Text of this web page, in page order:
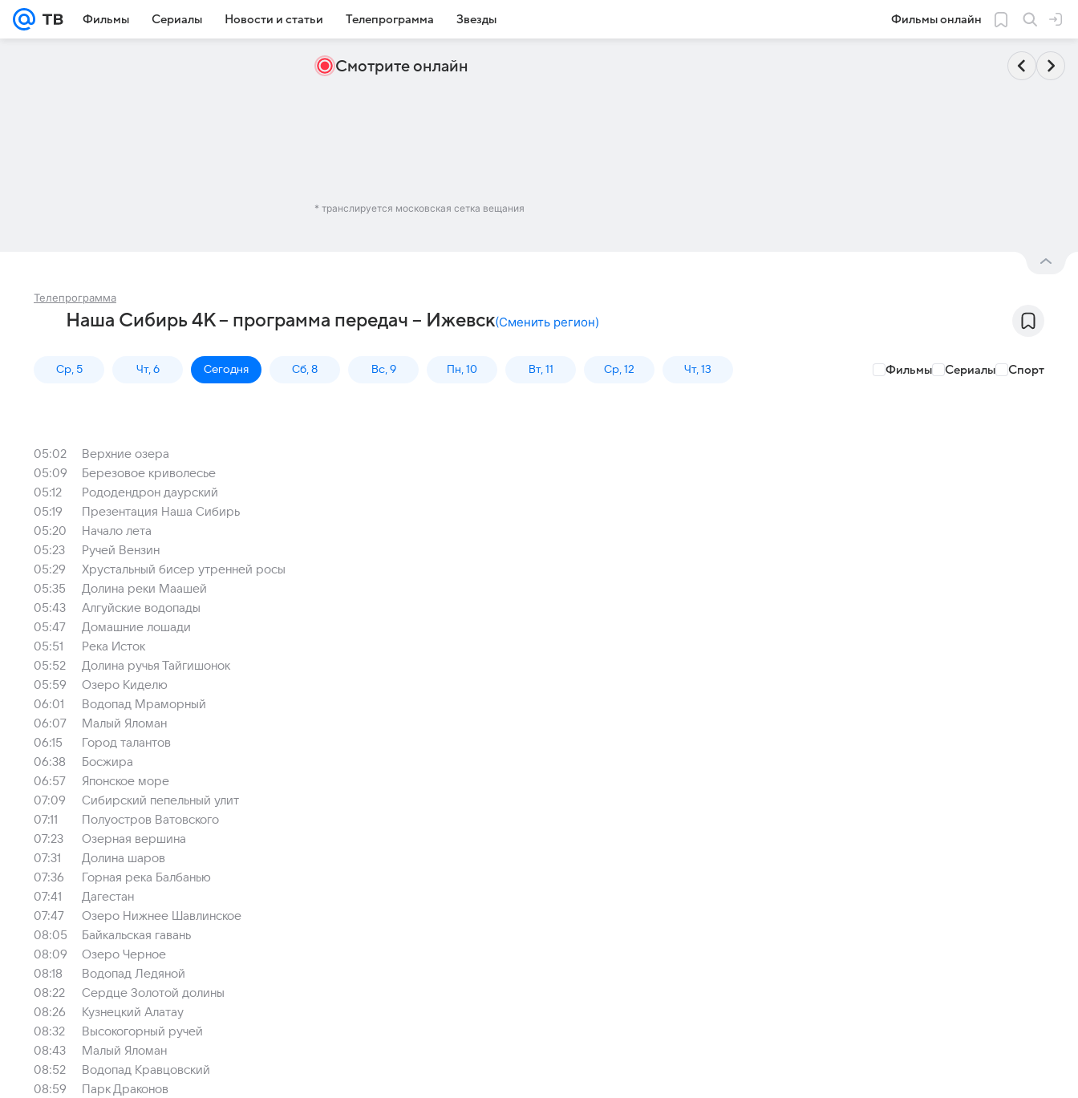
Фильмы Сериалы Новости и статьи Телепрограмма Звезды Фильмы онлайн
Смотрите онлайн
* транслируется московская сетка вещания
Телепрограмма
Наша Сибирь 4К – программа передач – Ижевск(Сменить регион)
Ср, 5 Чт, 6 Сегодня Сб, 8 Вс, 9 Пн, 10 Вт, 11 Ср, 12 Чт, 13 Фильмы Сериалы Спорт
05:02
Верхние озера
05:09
Березовое криволесье
05:12
Рододендрон даурский
05:19
Презентация Наша Сибирь
05:20
Начало лета
05:23
Ручей Вензин
05:29
Хрустальный бисер утренней росы
05:35
Долина реки Маашей
05:43
Алгуйские водопады
05:47
Домашние лошади
05:51
Река Исток
05:52
Долина ручья Тайгишонок
05:59
Озеро Киделю
06:01
Водопад Мраморный
06:07
Малый Яломан
06:15
Город талантов
06:38
Босжира
06:57
Японское море
07:09
Сибирский пепельный улит
07:11
Полуостров Ватовского
07:23
Озерная вершина
07:31
Долина шаров
07:36
Горная река Балбанью
07:41
Дагестан
07:47
Озеро Нижнее Шавлинское
08:05
Байкальская гавань
08:09
Озеро Черное
08:18
Водопад Ледяной
08:22
Сердце Золотой долины
08:26
Кузнецкий Алатау
08:32
Высокогорный ручей
08:43
Малый Яломан
08:52
Водопад Кравцовский
08:59
Парк Драконов